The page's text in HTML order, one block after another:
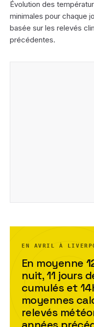
Évolution des
minimales pour chaque
basée sur les relevés
précédentes.
EN AVRIL À
En moyenne
nuit,11 jours
cumulés et
moyennes
relevés